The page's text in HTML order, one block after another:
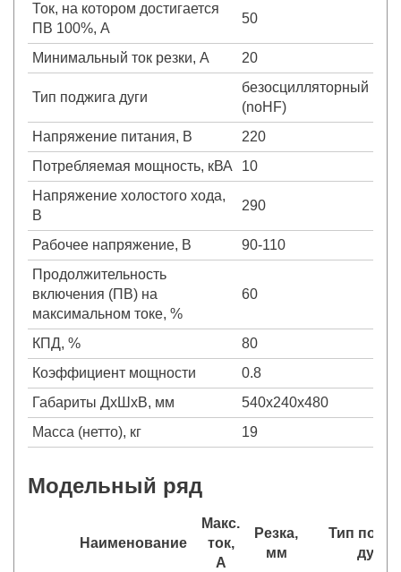
Ток, на котором достигается
ПВ 100%, А
50
Минимальный ток резки, А 20
Тип поджига дуги
безосцилляторный
(noHF)
Напряжение питания, В
220
Потребляемая мощность, кВА
10
Напряжение холостого хода,
В
290
Рабочее напряжение, В
90-110
Продолжительность
включения (ПВ) на
максимальном токе, %
60
КПД, %
80
Коэффициент мощности
0.8
Габариты ДхШхВ, мм
540х240х480
Масса (нетто), кг
19
Модельный ряд
Наименование
Макс.
ток,
А
Резка,
мм
Тип
дуги